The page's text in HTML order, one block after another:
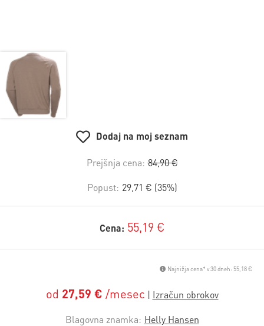
Dodaj na moj seznam
Prejšnja cena: 84,90 €
Popust: 29,71 € (35%)
Cena: 55,19 €
Najnižja cena* v 30 dneh: 55,18 €
od 27,59 € /mesec
Blagovna znamka: Helly Hansen